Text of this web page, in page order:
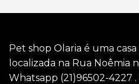
Pet shop Olaria é uma
localizada na Rua Noêmia
Whatsapp (21)96502-4227